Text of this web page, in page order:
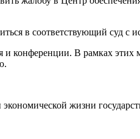
в соответствующий суд с
и конференции. В рамках
жизни